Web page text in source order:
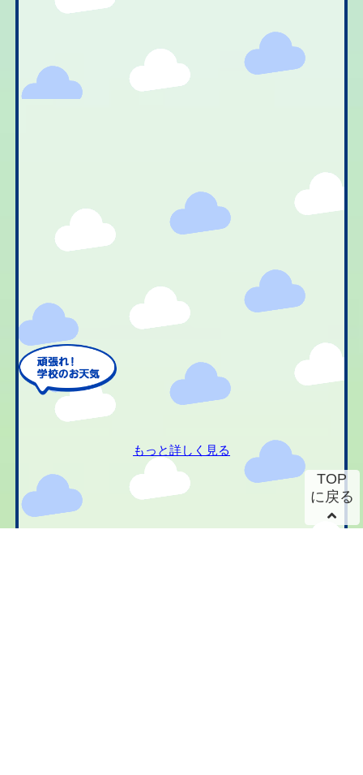
もっと詳しく見る
TOP
に戻る